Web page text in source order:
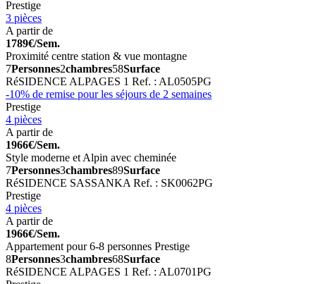
Prestige
3 pièces
A partir de
1789€/Sem.
Proximité centre station & vue montagne
7Personnes2chambres58Surface
RéSIDENCE ALPAGES 1 Ref. : AL0505PG
-10% de remise pour les séjours de 2 semaines
Prestige
4 pièces
A partir de
1966€/Sem.
Style moderne et Alpin avec cheminée
7Personnes3chambres89Surface
RéSIDENCE SASSANKA Ref. : SK0062PG
Prestige
4 pièces
A partir de
1966€/Sem.
Appartement pour 6-8 personnes Prestige
8Personnes3chambres68Surface
RéSIDENCE ALPAGES 1 Ref. : AL0701PG